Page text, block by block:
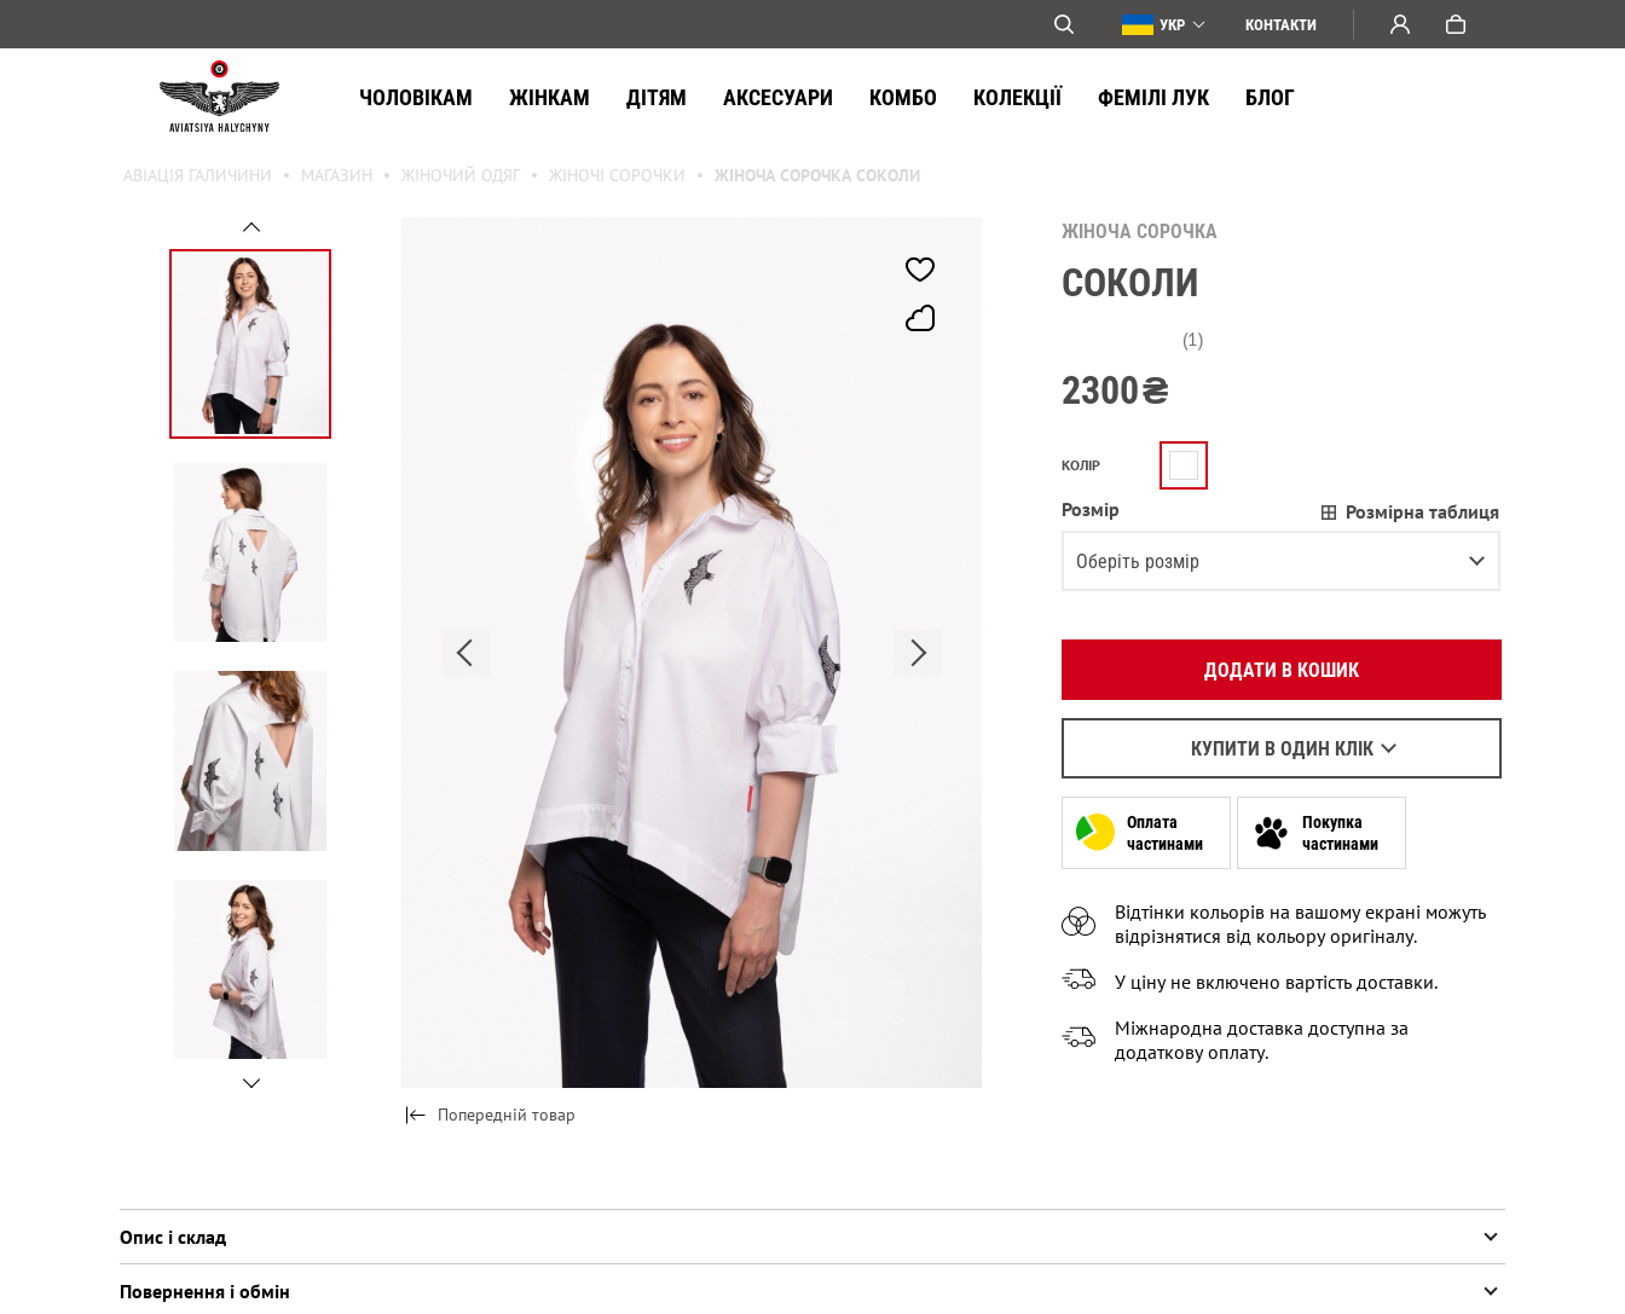
УКР КОНТАКТИ
ЧОЛОВІКАМ ЖІНКАМ ДІТЯМ АКСЕСУАРИ КОМБО КОЛЕКЦІЇ ФЕМІЛІ ЛУК БЛОГ
АВІАЦІЯ ГАЛИЧИНИ МАГАЗИН ЖІНОЧИЙ ОДЯГ ЖІНОЧІ СОРОЧКИ ЖІНОЧА СОРОЧКА СОКОЛИ
Попередній товар
ЖІНОЧА СОРОЧКА
СОКОЛИ
(1)
2300₴
КОЛІР
Розмір Розмірна таблиця
Оберіть розмір
Залишилося
M Залишилося3речі
Залишилося
XL
ДОДАТИ В КОШИК
КУПИТИ В ОДИН КЛІК
Зателефонувати
Написати у WhatsApp
Оплата
частинами
Покупка
частинами
Відтінки кольорів на вашому екрані можуть
відрізнятися від кольору оригіналу.
У ціну не включено вартість доставки.
Міжнародна доставка доступна за
додаткову оплату.
Опис і склад
Повернення і обмін